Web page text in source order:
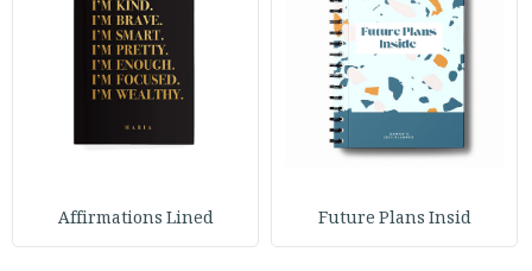
Future Plans Insid
Affirmations Lined